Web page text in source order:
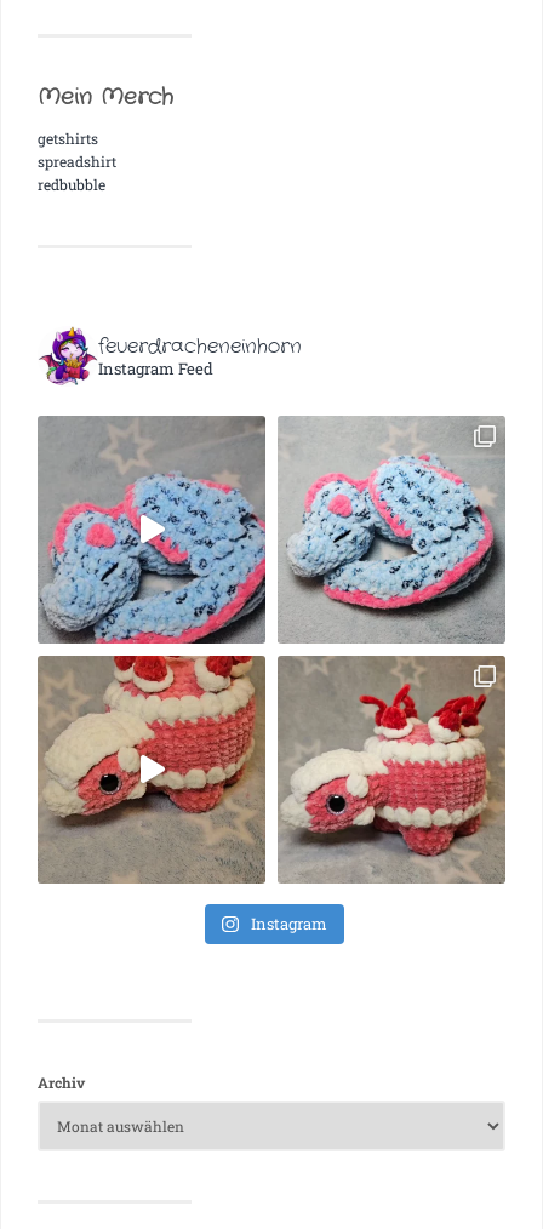
Mein Merch
getshirts
spreadshirt
redbubble
feuerdracheneinhorn
Instagram Feed
Instagram
Archiv